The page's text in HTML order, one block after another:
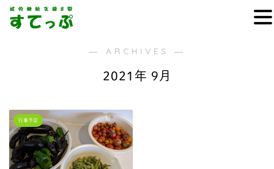
― ARCHIVES ―
2021年 9月
行事予定